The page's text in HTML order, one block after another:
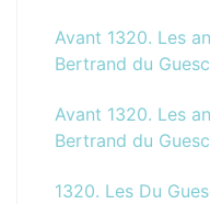
Avant 1320. Les
Bertrand du
Avant 1320. Les
Bertrand du
1320. Les Du